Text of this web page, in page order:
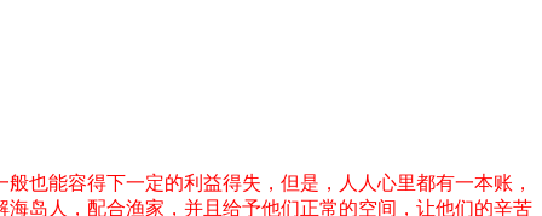
也能容得下一定的利益得失，但是，人人心里都有一本账，
岛人，配合渔家，并且给予他们正常的空间，让他们的辛苦